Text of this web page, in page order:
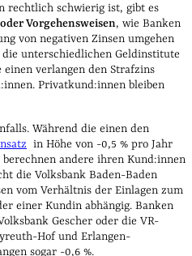
rechtlich schwierig ist, gibt es
Vorgehensweisen, wie Banken
von negativen Zinsen umgehen
unterschiedlichen Geldinstitute
einen verlangen den Strafzins
Privatkund:innen bleiben
Während die einen den
in Höhe von -0,5 % pro Jahr
andere ihren Kund:innen
die Volksbank Baden-Baden
vom Verhältnis der Einlagen zum
einer Kundin abhängig. Banken
Gescher oder die VR-
Hof und Erlangen-
sogar -0,6 %.